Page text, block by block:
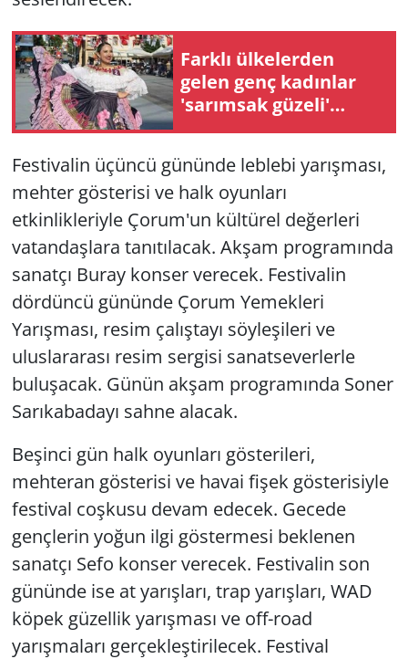
Farklı ülkelerden
gelen genç kadınlar
'sarımsak güzeli'
olmak için yarıştı
Festivalin üçüncü gününde leblebi yarışması,
mehter gösterisi ve halk oyunları
etkinlikleriyle Çorum'un kültürel değerleri
vatandaşlara tanıtılacak. Akşam programında
sanatçı Buray konser verecek. Festivalin
dördüncü gününde Çorum Yemekleri
Yarışması, resim çalıştayı söyleşileri ve
uluslararası resim sergisi sanatseverlerle
buluşacak. Günün akşam programında Soner
Sarıkabadayı sahne alacak.
Beşinci gün halk oyunları gösterileri,
mehteran gösterisi ve havai fişek gösterisiyle
festival coşkusu devam edecek. Gecede
gençlerin yoğun ilgi göstermesi beklenen
sanatçı Sefo konser verecek. Festivalin son
gününde ise at yarışları, trap yarışları, WAD
köpek güzellik yarışması ve off-road
yarışmaları gerçekleştirilecek. Festival